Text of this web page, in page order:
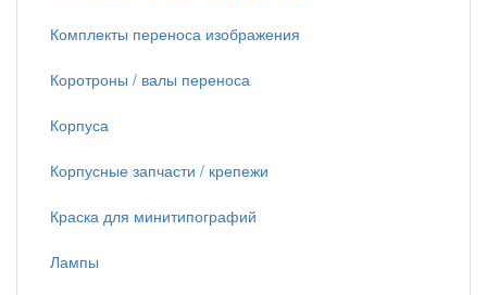
Комплекты переноса изображения
Коротроны / валы переноса
Корпуса
Корпусные запчасти / крепежи
Краска для минитипографий
Лампы